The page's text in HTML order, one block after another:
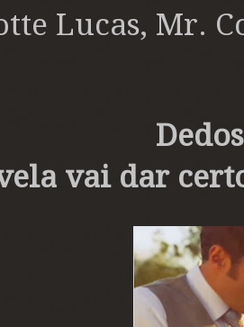
Lucas, Mr.
vai dar